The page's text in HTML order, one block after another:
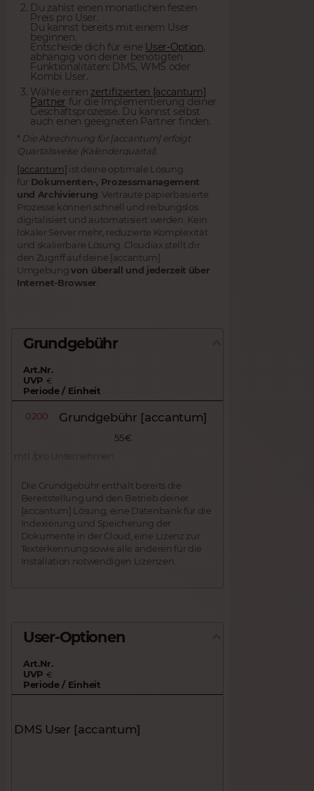
Du zahlst einen monatlichen festen
Preis pro User.
Du kannst bereits mit einem User
beginnen.
Entscheide dich für eine User-Option,
abhängig von deiner benötigten
Funktionalitäten: DMS, WMS oder
Kombi User.
Wähle einen zertifizierten [accantum]
Partner für die Implementierung deiner
Geschäftsprozesse. Du kannst selbst
auch einen geeigneten Partner finden.
* Die Abrechnung für [accantum] erfolgt
Quartalsweise (Kalenderquartal).
[accantum] ist deine optimale Lösung
für Dokumenten-, Prozessmanagement
und Archivierung . Vertraute papierbasierte
Prozesse können schnell und reibungslos
digitalisiert und automatisiert werden. Kein
lokaler Server mehr, reduzierte Komplexität
und skalierbare Lösung. Cloudiax stellt dir
den Zugriff auf deine [accantum]
Umgebungvon überall und jederzeit über
Internet-Browser
Grundgebühr
Art.Nr.
UVP €
Periode / Einheit
0200 Grundgebühr [accantum]
55 €
mtl./pro Unternehmen
Die Grundgebühr enthält bereits die
Bereitstellung und den Betrieb deiner
[accantum] Lösung, eine Datenbank für die
Indexierung und Speicherung der
Dokumente in der Cloud, eine Lizenz zur
Texterkennung sowie alle anderen für die
Installation notwendigen Lizenzen.
User-Optionen
Art.Nr.
UVP €
Periode / Einheit
DMS User [accantum]